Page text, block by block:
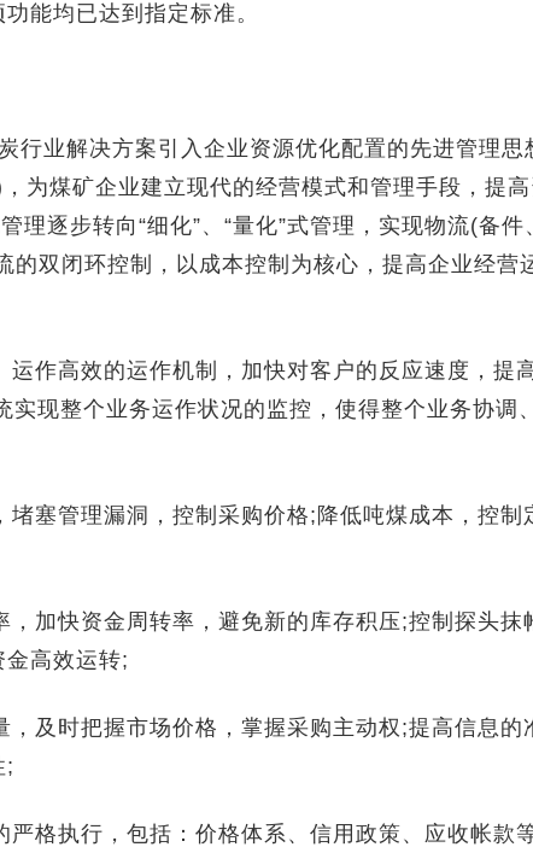
能均已达到指定标准。
业解决方案引入企业资源优化配置的先进管理思
为煤矿企业建立现代的经营模式和管理手段，提
理逐步转向“细化”、“量化”式管理，实现物流(备件
的双闭环控制，以成本控制为核心，提高企业经营
高效的运作机制，加快对客户的反应速度，提
实现整个业务运作状况的监控，使得整个业务协调
管理漏洞，控制采购价格;降低吨煤成本，控制
快资金周转率，避免新的库存积压;控制探头抹
高效运转;
时把握市场价格，掌握采购主动权;提高信息的
;
执行，包括：价格体系、信用政策、应收帐款